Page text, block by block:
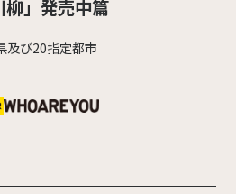
」発売中篇
及び20指定都市